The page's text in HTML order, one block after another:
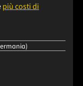
più costi di